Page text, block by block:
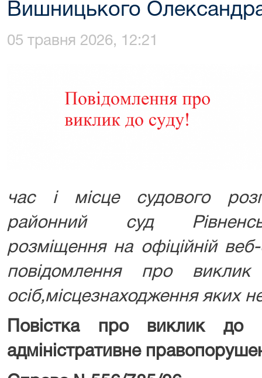
Вишницького
05 травня 2026, 12:21
час і місце судового
районний суд
розміщення на офіційній веб-
повідомлення про
осіб,місцезнаходження яких
Повістка про виклик
адміністративне